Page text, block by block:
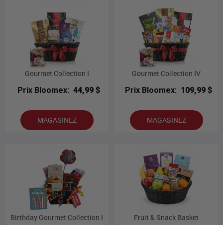
Gourmet Collection I
Prix Bloomex: 44,99 $
MAGASINEZ
Gourmet Collection IV
Prix Bloomex: 109,99 $
MAGASINEZ
Birthday Gourmet Collection I
Fruit & Snack Basket